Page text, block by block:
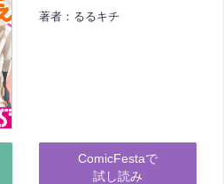
著者：るるキチ
ComicFestaで
試し読み